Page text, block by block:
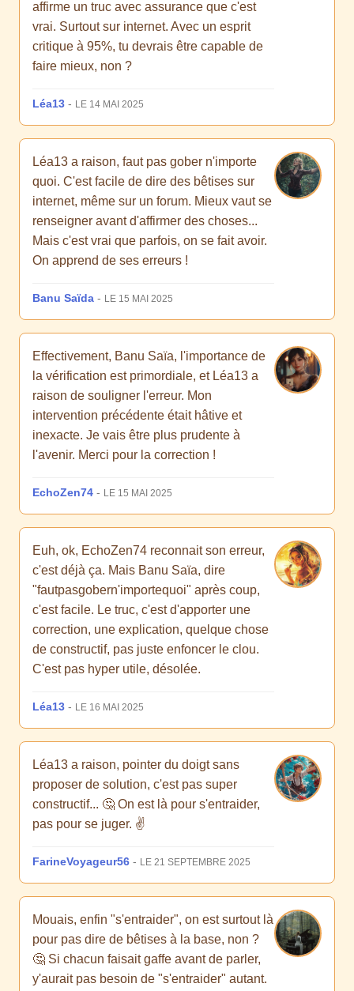
affirme un truc avec assurance que c'est
vrai. Surtout sur internet. Avec un esprit
critique à 95%, tu devrais être capable de
faire mieux, non ?
Léa13 - LE 14 MAI 2025
Léa13 a raison, faut pas gober n'importe
quoi. C'est facile de dire des bêtises sur
internet, même sur un forum. Mieux vaut se
renseigner avant d'affirmer des choses...
Mais c'est vrai que parfois, on se fait avoir.
On apprend de ses erreurs !
Banu Saïda - LE 15 MAI 2025
Effectivement, Banu Saïa, l'importance de
la vérification est primordiale, et Léa13 a
raison de souligner l'erreur. Mon
intervention précédente était hâtive et
inexacte. Je vais être plus prudente à
l'avenir. Merci pour la correction !
EchoZen74 - LE 15 MAI 2025
Euh, ok, EchoZen74 reconnait son erreur,
c'est déjà ça. Mais Banu Saïa, dire
"fautpasgobern'importequoi" après coup,
c'est facile. Le truc, c'est d'apporter une
correction, une explication, quelque chose
de constructif, pas juste enfoncer le clou.
C'est pas hyper utile, désolée.
Léa13 - LE 16 MAI 2025
Léa13 a raison, pointer du doigt sans
proposer de solution, c'est pas super
constructif... 🤔 On est là pour s'entraider,
pas pour se juger. ✌️
FarineVoyageur56 - LE 21 SEPTEMBRE 2025
Mouais, enfin "s'entraider", on est surtout là
pour pas dire de bêtises à la base, non ?
🤔 Si chacun faisait gaffe avant de parler,
y'aurait pas besoin de "s'entraider" autant.